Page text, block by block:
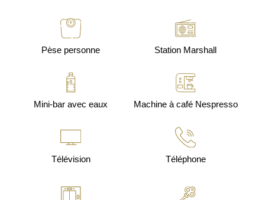
Pèse personne Station Marshall
Mini-bar avec eaux Machine à café Nespresso
Télévision Téléphone